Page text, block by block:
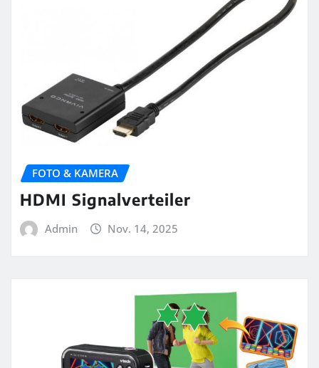
FOTO & KAMERA
HDMI Signalverteiler
Admin Nov. 14, 2025